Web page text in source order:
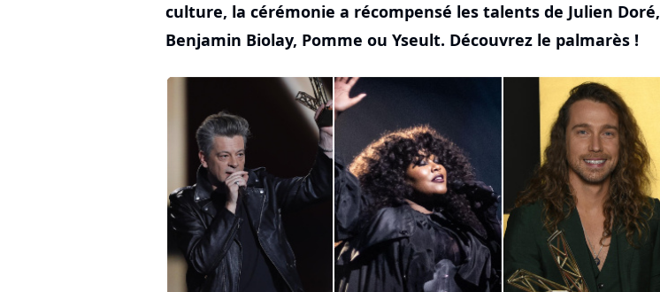
culture, la cérémonie a récompensé les talents de Julien Doré,
Benjamin Biolay, Pomme ou Yseult. Découvrez le palmarès !